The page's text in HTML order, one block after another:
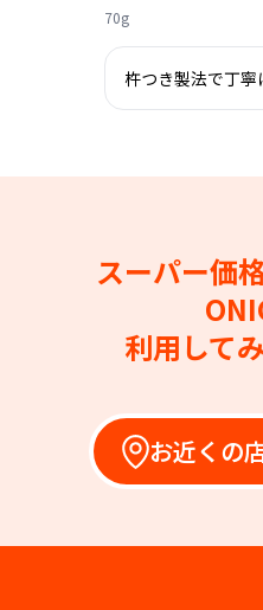
70g
杵つき製法で丁寧
スーパー価
利用して
お近くの